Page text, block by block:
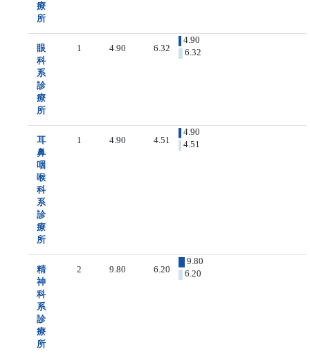
療
所
眼
科
系
診
療
所
1 4.90 6.32
4.90
6.32
耳
鼻
咽
喉
科
系
診
療
所
1 4.90 4.51
4.90
4.51
精
神
科
系
診
療
所
2 9.80 6.20
9.80
6.20